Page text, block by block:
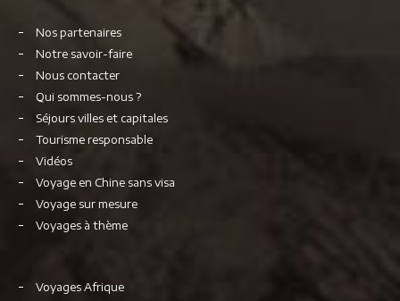
Nos partenaires
Notre savoir-faire
Nous contacter
Qui sommes-nous ?
Séjours villes et capitales
Tourisme responsable
Vidéos
Voyage en Chine sans visa
Voyage sur mesure
Voyages à thème
Voyages Afrique